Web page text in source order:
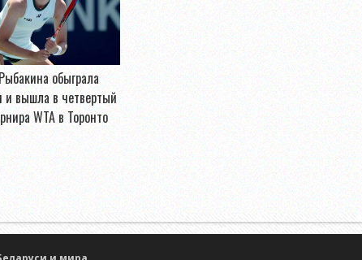
обыграла
и вышла в четвертый
WTA в Торонто